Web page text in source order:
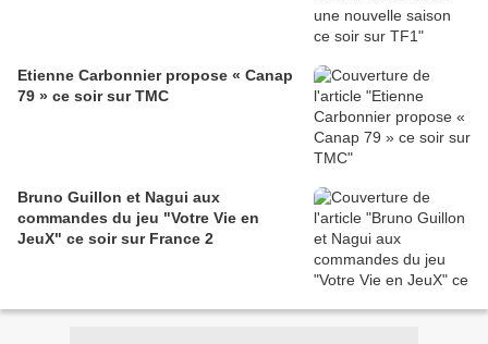
Etienne Carbonnier propose « Canap
79 » ce soir sur TMC
Bruno Guillon et Nagui aux
commandes du jeu "Votre Vie en
JeuX" ce soir sur France 2